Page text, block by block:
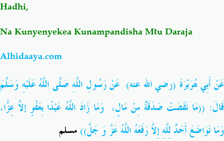
Akhlaaq-Aadaab
Mapishi
Hadhi,
Na Kunyenyekea Kunampandisha Mtu Daraja
Alhidaaya.com
عَنْ أَبِي هُرَيْرَةَ (رضي الله عنه) عَنْ رَسُولِ اللَّهِ صَلَّى اللَّهُ عَلَيْهِ وَسَلَّمَ
قَالَ: ((مَا نَقَصَتْ صَدَقَةٌ مِنْ مَالٍ، وَمَا زَادَ اللَّهُ عَبْدًا بِعَفْوٍ إلاَّ عِزًّا،
وَمَا تَوَاضَعَ أَحَدٌ لِلَّهِ إِلاَّ رَفَعَهُ اللَّهُ عَزَّ وَ جَلَّ))مسلم